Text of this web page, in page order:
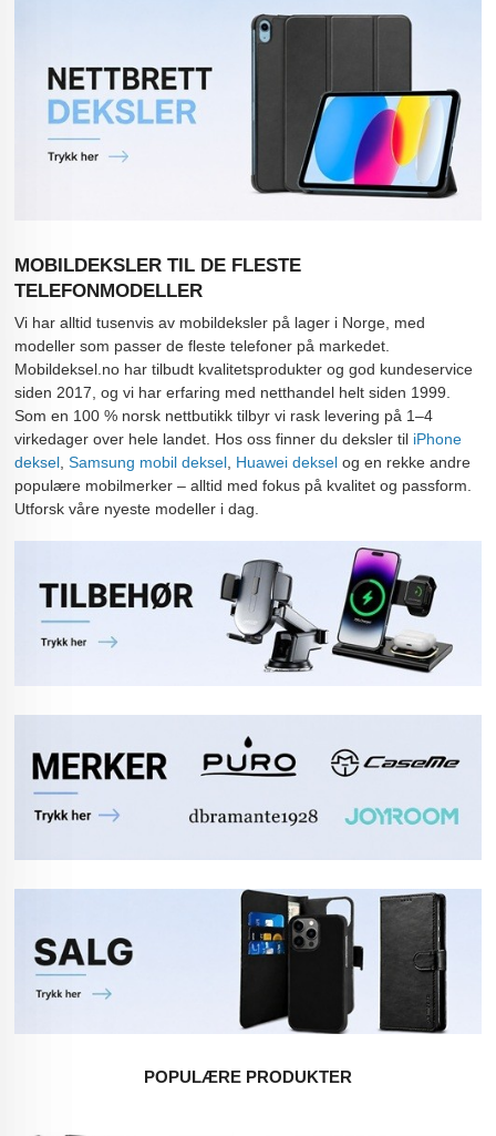
MOBILDEKSLER TIL DE FLESTE
TELEFONMODELLER
Vi har alltid tusenvis av mobildeksler på lager i Norge, med
modeller som passer de fleste telefoner på markedet.
Mobildeksel.no har tilbudt kvalitetsprodukter og god kundeservice
siden 2017, og vi har erfaring med netthandel helt siden 1999.
Som en 100 % norsk nettbutikk tilbyr vi rask levering på 1–4
virkedager over hele landet. Hos oss finner du deksler til iPhone
deksel,Samsung mobil deksel, Huawei deksel og en rekke andre
populære mobilmerker – alltid med fokus på kvalitet og passform.
Utforsk våre nyeste modeller i dag.
POPULÆRE PRODUKTER